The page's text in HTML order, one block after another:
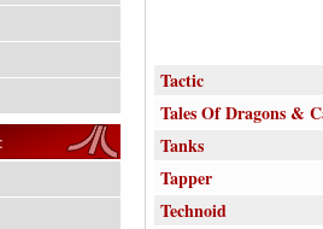
Tactic
Tales Of Dragons &
Tanks
Tapper
Technoid